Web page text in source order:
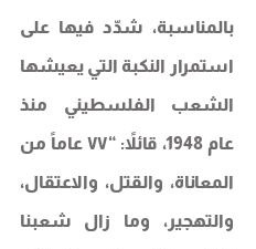
بالمناسبة، شدّد فيها على
استمرار النكبة التي يعيشها
الشعب الفلسطيني منذ
عام 1948، قائلاً: “٧٧ عاماً من
المعاناة، والقتل، والاعتقال،
والتهجير، وما زال شعبنا